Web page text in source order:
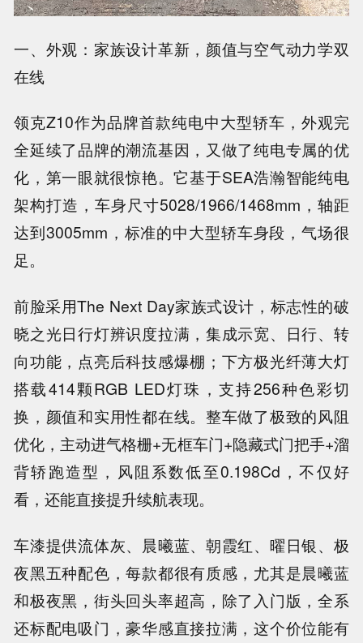
一、外观：家族设计革新，颜值与空气动力学双
在线
领克Z10作为品牌首款纯电中大型轿车，外观完
全延续了品牌的潮流基因，又做了纯电专属的优
化，第一眼就很惊艳。它基于SEA浩瀚智能纯电
架构打造，车身尺寸5028/1966/1468mm，轴距
达到3005mm，标准的中大型轿车身段，气场很
足。
前脸采用The Next Day家族式设计，标志性的破
晓之光日行灯辨识度拉满，集成示宽、日行、转
向功能，点亮后科技感爆棚；下方极光纤薄大灯
搭载414颗RGB LED灯珠，支持256种色彩切
换，颜值和实用性都在线。整车做了极致的风阻
优化，主动进气格栅+无框车门+隐藏式门把手+溜
背轿跑造型，风阻系数低至0.198Cd，不仅好
看，还能直接提升续航表现。
车漆提供流体灰、晨曦蓝、朝霞红、曜日银、极
夜黑五种配色，每款都很有质感，尤其是晨曦蓝
和极夜黑，街头回头率超高，除了入门版，全系
还标配电吸门，豪华感直接拉满，这个价位能有